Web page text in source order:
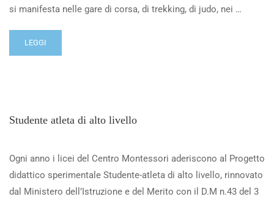
si manifesta nelle gare di corsa, di trekking, di judo, nei …
LEGGI
Studente atleta di alto livello
Ogni anno i licei del Centro Montessori aderiscono al Progetto
didattico sperimentale Studente-atleta di alto livello, rinnovato
dal Ministero dell’Istruzione e del Merito con il D.M n.43 del 3